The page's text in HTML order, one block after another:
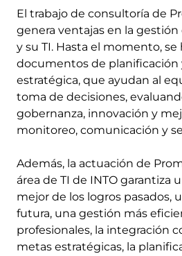
El trabajo de consultoría de
genera ventajas en la gestión
y su TI. Hasta el momento,
documentos de planificación
estratégica, que ayudan al
toma de decisiones,
gobernanza, innovación y
monitoreo, comunicación y
Además, la actuación de
área de TI de INTO
mejor de los logros pasados,
futura, una gestión más
profesionales, la integración
metas estratégicas, la